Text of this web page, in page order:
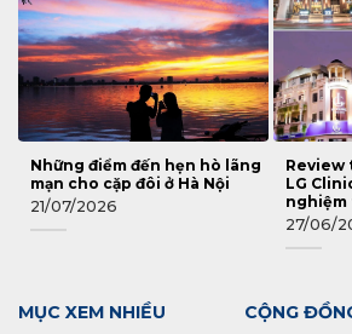
Những điểm đến hẹn hò lãng
mạn cho cặp đôi ở Hà Nội
21/07/2026
LG
nghiệm
27/06/
MỤC XEM NHIỀU CỘNG